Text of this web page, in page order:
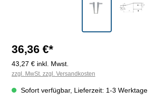
36,36 €*
43,27 € inkl. Mwst.
zzgl. MwSt. zzgl. Versandkosten
Sofort verfügbar, Lieferzeit: 1-3 Werktage